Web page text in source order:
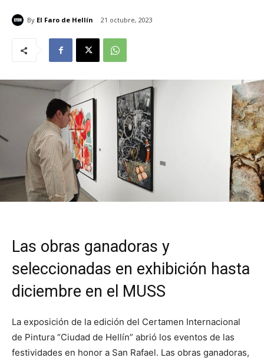
By El Faro de Hellín 21 octubre, 2023
Las obras ganadoras y
seleccionadas en exhibición hasta
diciembre en el MUSS
La exposición de la edición del Certamen Internacional
de Pintura “Ciudad de Hellín” abrió los eventos de las
festividades en honor a San Rafael. Las obras ganadoras,